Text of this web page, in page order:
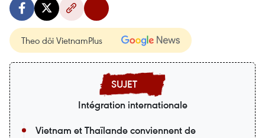
Theo dõi VietnamPlus
Intégration internationale
Vietnam et Thaïlande conviennent de